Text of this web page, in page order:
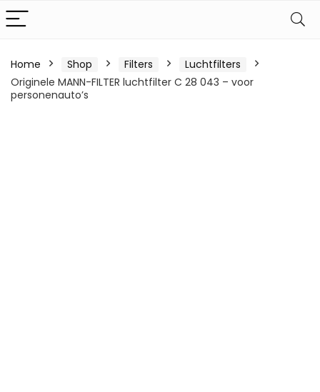
Home Shop Filters
Luchtfilters
Originele MANN-FILTER luchtfilter C 28 043 – voor
personenauto’s